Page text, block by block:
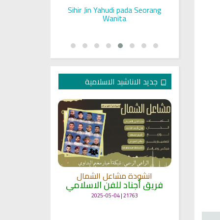
Sihir Jin Yahudi pada Seorang
Wanita
جديد الاناشيد الاسلامية
انشودة مشاعل الشمال
فريق أجناد للفن الاسلامي
21763 | 2025-05-04